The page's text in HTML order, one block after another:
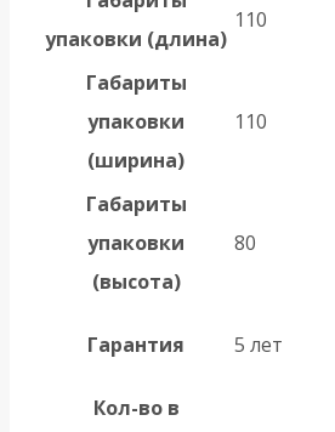
упаковки (длина)
110
Габариты
упаковки
(ширина)
110
Габариты
упаковки
(высота)
80
Гарантия 5 лет
Кол-во в